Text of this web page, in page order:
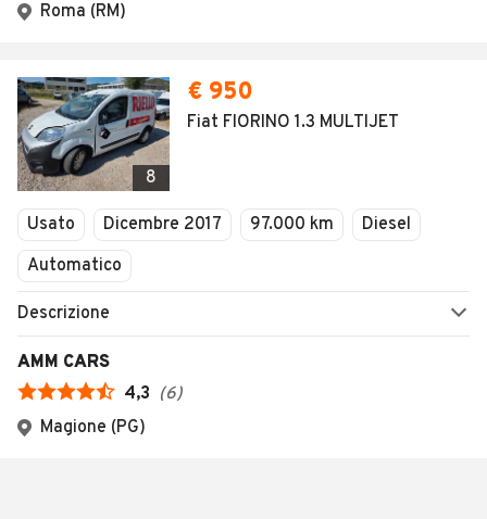
Roma (RM)
8
€ 950
Fiat FIORINO 1.3 MULTIJET
Usato Dicembre 2017 97.000 km
Diesel
Automatico
Descrizione
AMM CARS
4,3 (6)
Magione (PG)